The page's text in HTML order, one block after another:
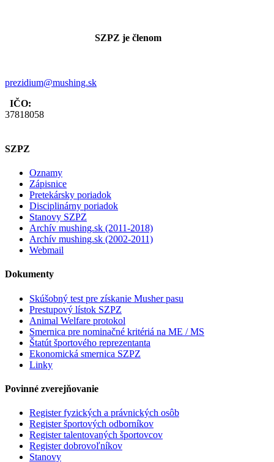
SZPZ je členom
prezidium@mushing.sk
IČO:
37818058
SZPZ
Oznamy
Zápisnice
Pretekársky poriadok
Disciplinárny poriadok
Stanovy SZPZ
Archív mushing.sk (2011-2018)
Archív mushing.sk (2002-2011)
Webmail
Dokumenty
Skúšobný test pre získanie Musher pasu
Prestupový lístok SZPZ
Animal Welfare protokol
Smernica pre nominačné kritériá na ME / MS
Štatút športového reprezentanta
Ekonomická smernica SZPZ
Linky
Povinné zverejňovanie
Register fyzických a právnických osôb
Register športových odborníkov
Register talentovaných športovcov
Register dobrovoľníkov
Stanovy